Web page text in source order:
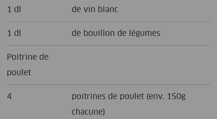
1 dl de vin blanc
1 dl de bouillon de légumes
Poitrine de
poulet
4
poitrines de poulet (env. 150g
chacune)